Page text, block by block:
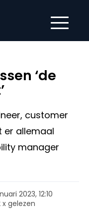
‘de
customer
er allemaal
manager
2023, 12:10
x gelezen